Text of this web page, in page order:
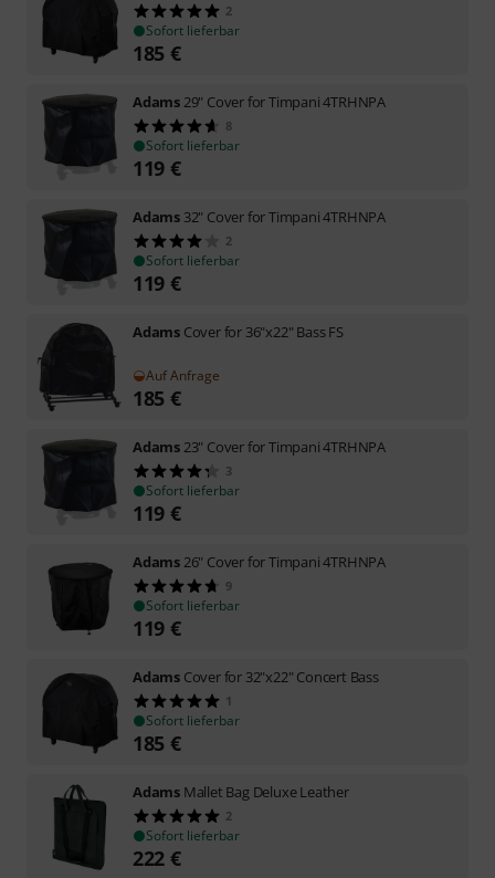
2
Sofort lieferbar
185 €
Adams 29" Cover for Timpani 4TRHNPA
8
Sofort lieferbar
119 €
Adams 32" Cover for Timpani 4TRHNPA
2
Sofort lieferbar
119 €
Adams Cover for 36"x22" Bass FS
Auf Anfrage
185 €
Adams 23" Cover for Timpani 4TRHNPA
3
Sofort lieferbar
119 €
Adams 26" Cover for Timpani 4TRHNPA
9
Sofort lieferbar
119 €
Adams Cover for 32"x22" Concert Bass
1
Sofort lieferbar
185 €
Adams Mallet Bag Deluxe Leather
2
Sofort lieferbar
222 €